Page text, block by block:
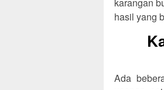
hasil yang
Ada